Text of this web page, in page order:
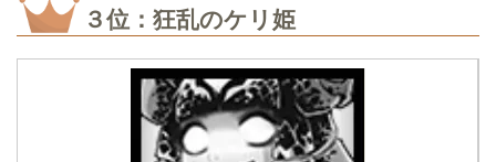
３位：狂乱のケリ姫